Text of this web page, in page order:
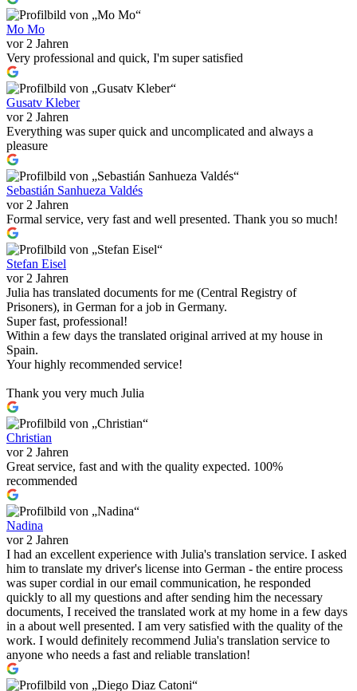
Mo Mo
vor 2 Jahren
Very professional and quick, I'm super satisfied
Gusatv Kleber
vor 2 Jahren
Everything was super quick and uncomplicated and always a
pleasure
Sebastián Sanhueza Valdés
vor 2 Jahren
Formal service, very fast and well presented. Thank you so much!
Stefan Eisel
vor 2 Jahren
Julia has translated documents for me (Central Registry of
Prisoners), in German for a job in Germany.
Super fast, professional!
Within a few days the translated original arrived at my house in
Spain.
Your highly recommended service!
Thank you very much Julia
Christian
vor 2 Jahren
Great service, fast and with the quality expected. 100%
recommended
Nadina
vor 2 Jahren
I had an excellent experience with Julia's translation service. I asked
him to translate my driver's license into German - the entire process
was super cordial in our email communication, he responded
quickly to all my questions and after sending him the necessary
documents, I received the translated work at my home in a few days
in a about well presented. I am very satisfied with the quality of the
work. I would definitely recommend Julia's translation service to
anyone who needs a fast and reliable translation!